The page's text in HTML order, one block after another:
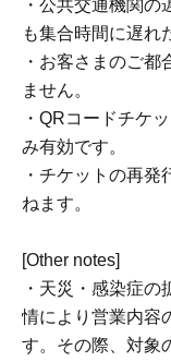
・公共交通機関
も集合時間に遅れ
・お客さまのご都
ません。
・QRコードチケ
み有効です。
・チケットの再
ねます。
[Other notes]
・天災・感染症
情により営業内容
す。その際、対象